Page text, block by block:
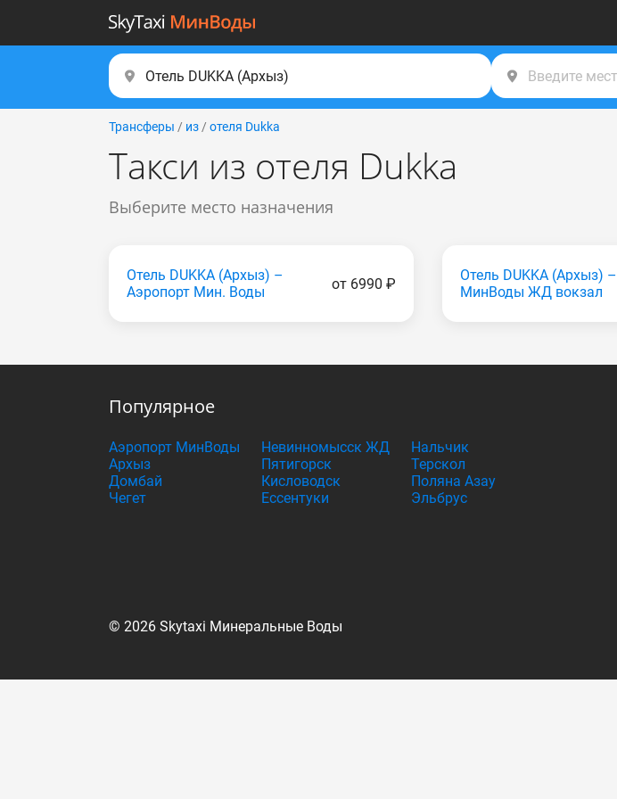
Трансферы / из / отеля Dukka
Такси из отеля Dukka
Выберите место назначения
Отель DUKKA (Apxыз) –
Аэропорт Мин. Воды
от 6990 ₽
Отель DUKKA (Apxыз) –
МинВоды ЖД вокзал
Популярное
Аэропорт МинВоды
Архыз
Домбай
Чегет
Невинномысск ЖД
Пятигорск
Кисловодск
Ессентуки
Нальчик
Терскол
Поляна Азау
Эльбрус
© 2026 Skytaxi Минеральные Воды